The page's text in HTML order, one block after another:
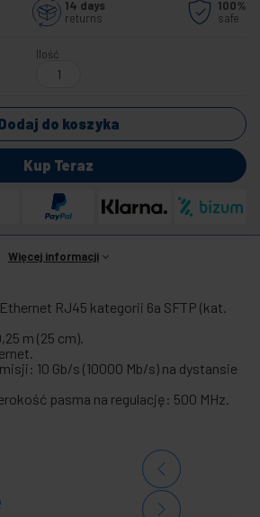
14 days
returns
100%
safe
Ilość
do koszyka
Kup Teraz
Więcej informacji
RJ45 kategorii 6a SFTP (kat.
m (25 cm).
10 Gb/s (10000 Mb/s) na dystansie
pasma na regulację: 500 MHz.